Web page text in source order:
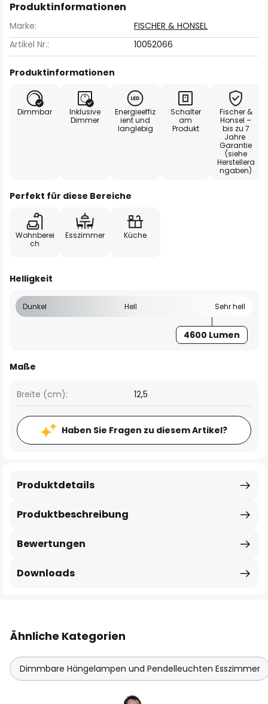
Produktinformationen
Marke:
FISCHER & HONSEL
Artikel Nr.:
10052066
Produktinformationen
Dimmbar
Inklusive
Dimmer
Energieeffiz
ient und
langlebig
Schalter
am
Produkt
Fischer &
Honsel –
bis zu 7
Jahre
Garantie
(siehe
Herstellera
ngaben)
Perfekt für diese Bereiche
Wohnberei
ch
Esszimmer Küche
Helligkeit
Dunkel Hell Sehr hell
4600 Lumen
Maße
Breite (cm): 12,5
Haben Sie Fragen zu diesem Artikel?
Produktbeschreibung
Produktdetails
Bewertungen
Downloads
Ähnliche Kategorien
Dimmbare Hängelampen und Pendelleuchten Esszimmer